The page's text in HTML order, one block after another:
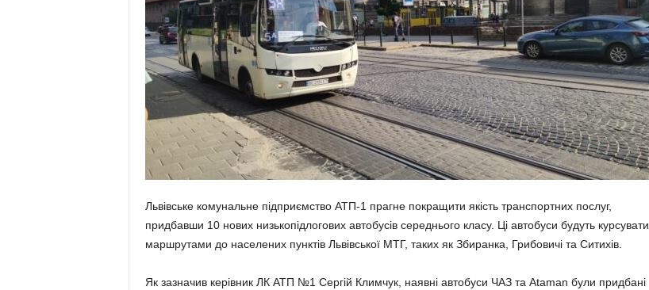
Львівське комунальне підприємство АТП-1 прагне покращити якість транспортних послуг,
придбавши 10 нових низькопідлогових автобусів середнього класу. Ці автобуси будуть курсувати
маршрутами до населених пунктів Львівської МТГ, таких як Збиранка, Грибовичі та Ситихів.
Як зазначив керівник ЛК АТП №1 Сергій Климчук, наявні автобуси ЧАЗ та Ataman були придбані